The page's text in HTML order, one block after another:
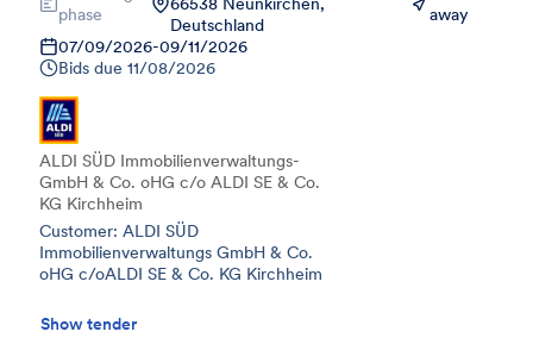
phase
Deutschland
away
07/09/2026-09/11/2026
Bids due 11/08/2026
ALDI SÜD Immobilienverwaltungs-
GmbH & Co. oHG c/o ALDI SE & Co.
KG Kirchheim
Customer: ALDI SÜD
Immobilienverwaltungs GmbH & Co.
oHG c/oALDI SE & Co. KG Kirchheim
Show tender